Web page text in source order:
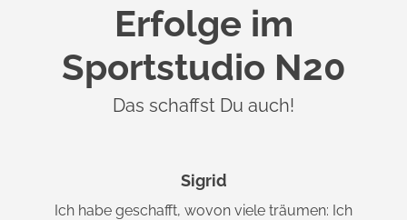
Erfolge im
Sportstudio N20
Das schaffst Du auch!
Sigrid
Ich habe geschafft, wovon viele träumen: Ich